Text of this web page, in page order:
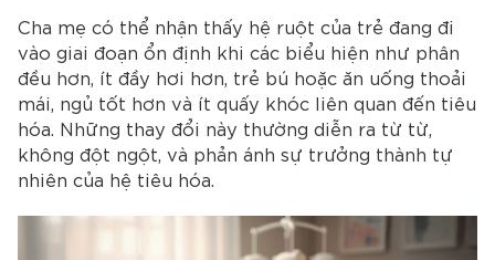
Cha mẹ có thể nhận thấy hệ ruột của trẻ đang đi
vào giai đoạn ổn định khi các biểu hiện như phân
đều hơn, ít đầy hơi hơn, trẻ bú hoặc ăn uống thoải
mái, ngủ tốt hơn và ít quấy khóc liên quan đến tiêu
hóa. Những thay đổi này thường diễn ra từ từ,
không đột ngột, và phản ánh sự trưởng thành tự
nhiên của hệ tiêu hóa.